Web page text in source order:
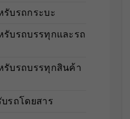
รับรถกระบะ
รับรถบรรทุกและรถ
รับรถบรรทุกสินค้า
รถโดยสาร